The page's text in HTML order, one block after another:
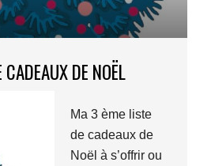
DE NOËL
Ma 3 ème liste
de cadeaux de
Noël à s’offrir ou